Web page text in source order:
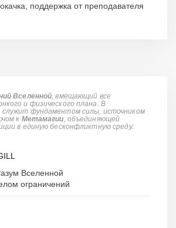
поддержка от преподавателя
Вселенной , вмещающий все
и физического плана. В
служит фундаментом силы, источником
к Метамагии , объединяющей
в единую бесконфликтную среду.
Вселенной
ограничений